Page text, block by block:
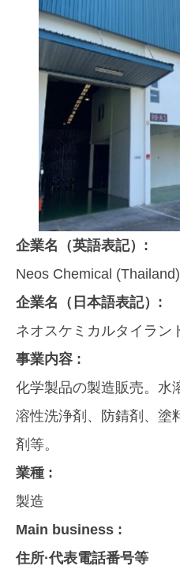
企業名（英語表記）:
Neos Chemical
企業名（日本語表記）:
ネオスケミカルタイラン
事業内容 :
化学製品の製造販売。水
溶性洗浄剤、防錆剤、塗
剤等。
業種 :
製造
Main business :
住所·代表電話番号等